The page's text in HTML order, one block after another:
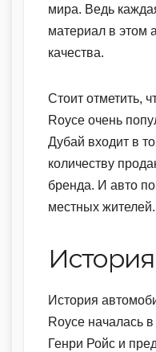
мира. Ведь
материал в этом
качества.
Стоит отметить,
Royce очень
Дубай входит в
количеству
бренда. И авто
местных жителей.
История
Royce началась
Генри Ройс и